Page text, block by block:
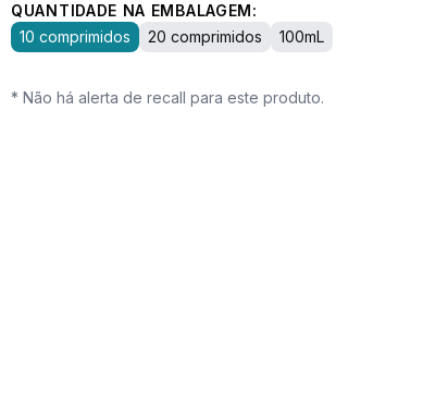
QUANTIDADE NA EMBALAGEM:
10 comprimidos
20 comprimidos 100mL
* Não há alerta de recall para este produto.